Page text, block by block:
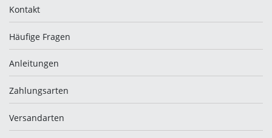
Kontakt
Häufige Fragen
Anleitungen
Zahlungsarten
Versandarten